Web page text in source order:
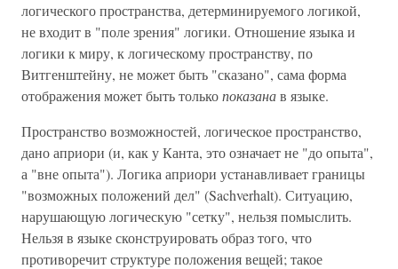
логического пространства, детерминируемого логикой,
не входит в "поле зрения" логики. Отношение языка и
логики к миру, к логическому пространству, по
Витгенштейну, не может быть "сказано", сама форма
отображения может быть толькопоказанав языке.
Пространство возможностей, логическое пространство,
дано априори (и, как у Канта, это означает не "до опыта",
а "вне опыта"). Логика априори устанавливает границы
"возможных положений дел" (Sachverhalt). Ситуацию,
нарушающую логическую "сетку", нельзя помыслить.
Нельзя в языке сконструировать образ того, что
противоречит структуре положения вещей; такое